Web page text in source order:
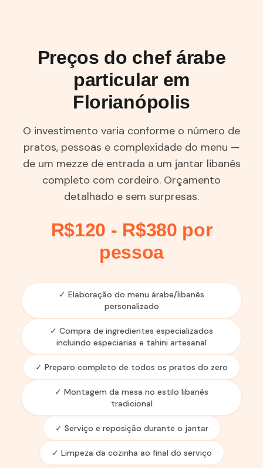
Preços do chef árabe
particular em
Florianópolis
O investimento varia conforme o número de
pratos, pessoas e complexidade do menu —
de um mezze de entrada a um jantar libanês
completo com cordeiro. Orçamento
detalhado e sem surpresas.
R$120 - R$380 por
pessoa
✓ Elaboração do menu árabe/libanês
personalizado
✓ Compra de ingredientes especializados
incluindo especiarias e tahini artesanal
✓ Preparo completo de todos os pratos do zero
✓ Montagem da mesa no estilo libanês
tradicional
✓ Serviço e reposição durante o jantar
✓ Limpeza da cozinha ao final do serviço